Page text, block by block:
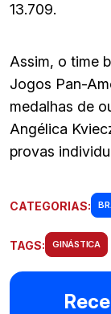
13.709.
Assim, o time
Jogos Pan-
medalhas de
Angélica
provas
CATEGORIAS:
TAGS: GINÁSTICA